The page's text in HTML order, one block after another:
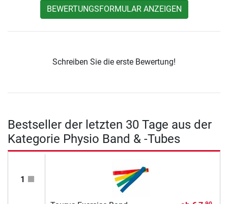
BEWERTUNGSFORMULAR ANZEIGEN
Schreiben Sie die erste Bewertung!
Bestseller der letzten 30 Tage aus der
Kategorie Physio Band & -Tubes
1